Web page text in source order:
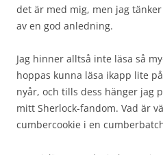
det är med mig, men jag
av en god anledning.
Jag hinner alltså inte läsa så
hoppas kunna läsa ikapp lite
nyår, och tills dess hänger jag
mitt Sherlock-fandom. Vad är
cumbercookie i en